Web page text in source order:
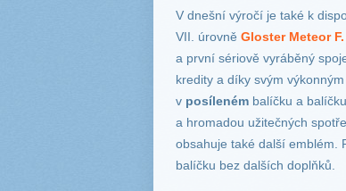
V dnešní výročí je také k
VII. úrovně Gloster Meteor F.
a první sériově vyráběný
kredity a díky svým
v posíleném balíčku a balíčku
a hromadou užitečných
obsahuje také další emblém.
balíčku bez dalších doplňků.